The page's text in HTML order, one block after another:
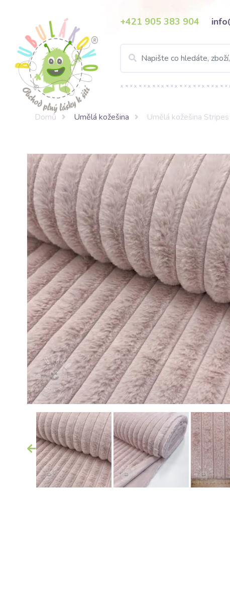
+421 905 383 904
Domů Umělá kožešina Umělá kožešina